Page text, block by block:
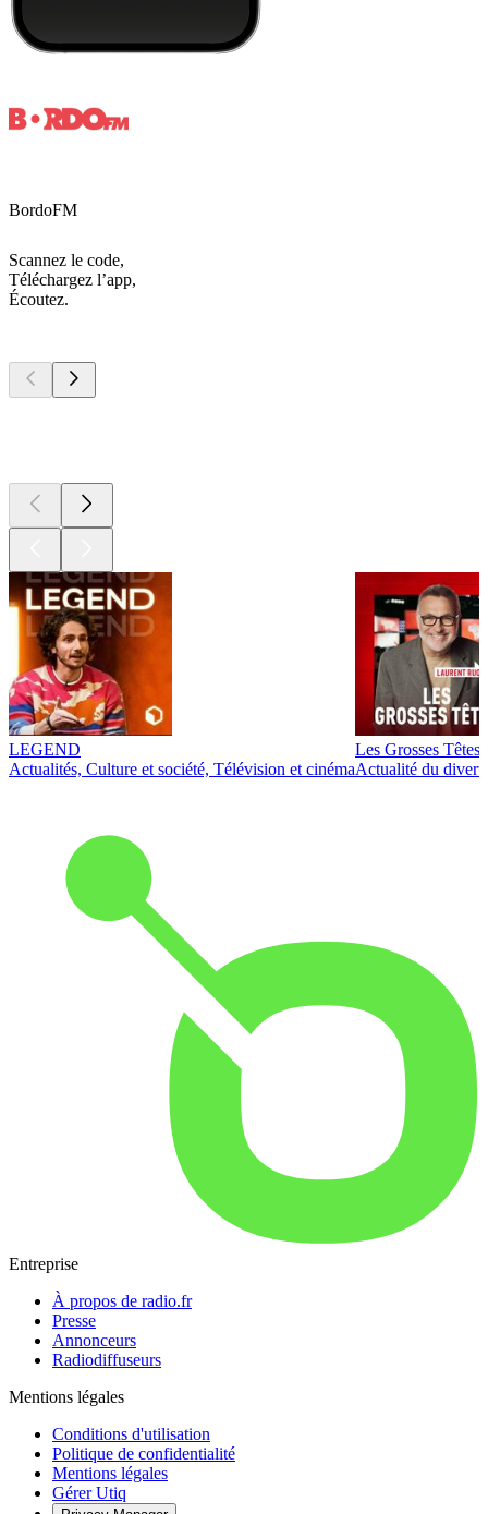
BordoFM
Scannez le code,
Téléchargez l’app,
Écoutez.
LEGEND
Actualités, Culture et société, Télévision et cinéma
Les Grosses Têtes
Actualité du
Entreprise
À propos de radio.fr
Presse
Annonceurs
Radiodiffuseurs
Mentions légales
Conditions d'utilisation
Politique de confidentialité
Mentions légales
Gérer Utiq